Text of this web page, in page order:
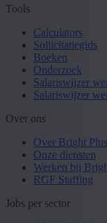
Tools
Calculators
Sollicitatiegids
Boeken
Onderzoek
Salariswijzer
Salariswijzer
Over ons
Over Bright Plus
Onze diensten
Werken bij
RGF Staffing
Jobs per sector